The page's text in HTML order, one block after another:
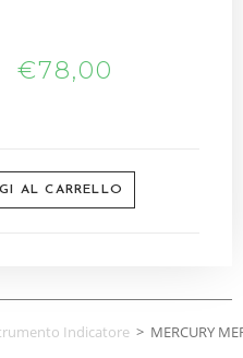
€78,00
AL CARRELLO
Indicatore > MERCURY